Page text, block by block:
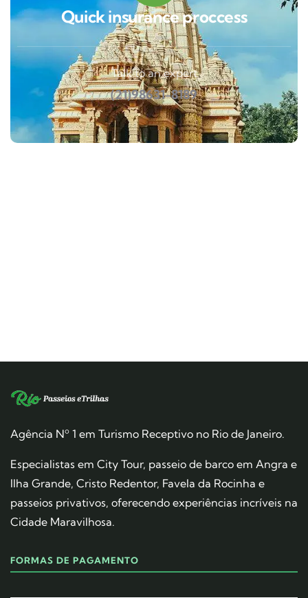
Quick insurance proccess
Talk to an expert
(21)98631-8189
Agência Nº 1 em Turismo Receptivo no Rio de Janeiro.
Especialistas em City Tour, passeio de barco em Angra e
Ilha Grande, Cristo Redentor, Favela da Rocinha e
passeios privativos, oferecendo experiências incríveis na
Cidade Maravilhosa.
FORMAS DE PAGAMENTO